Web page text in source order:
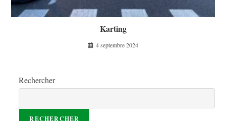
Karting
4 septembre 2024
Rechercher
RECHERCHER